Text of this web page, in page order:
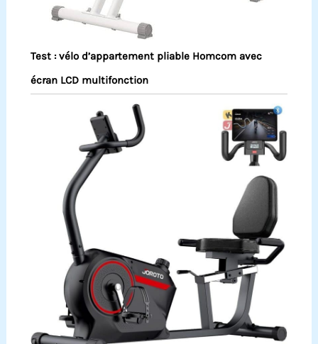
Test : vélo d’appartement pliable Homcom avec
écran LCD multifonction